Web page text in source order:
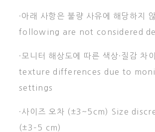
·아래 사항은 불량 사유에 해당하지
following are not considered
·모니터 해상도에 따른 색상·질감
texture differences due to
settings
·사이즈 오차 (±3~5cm) Size
(±3–5 cm)